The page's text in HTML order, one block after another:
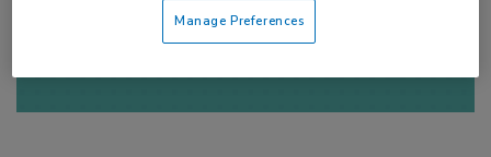
Manage Preferences